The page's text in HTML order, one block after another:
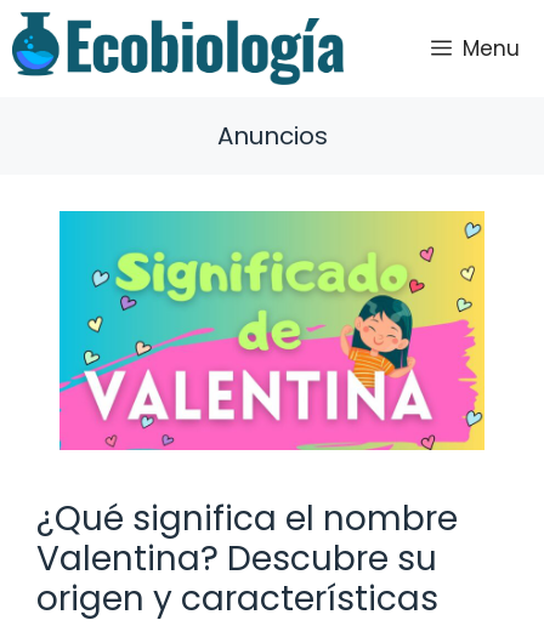
Saltar
al
contenido
Menu
Anuncios
¿Qué significa el nombre
Valentina? Descubre su
origen y características